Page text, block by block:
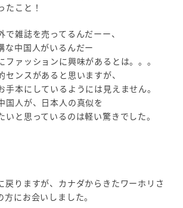
たこと！
で雑誌を売ってるんだーー、
な中国人がいるんだー
ファッションに興味があるとは。。。
センスがあると思いますが、
手本にしているようには見えません。
国人が、日本人の真似を
いと思っているのは軽い驚きでした。
戻りますが、カナダからきたワーホリさ
にお会いしました。